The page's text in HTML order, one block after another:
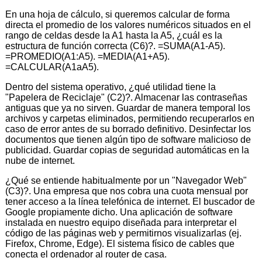
En una hoja de cálculo, si queremos calcular de forma
directa el promedio de los valores numéricos situados en el
rango de celdas desde la A1 hasta la A5, ¿cuál es la
estructura de función correcta (C6)?. =SUMA(A1-A5).
=PROMEDIO(A1:A5). =MEDIA(A1+A5).
=CALCULAR(A1aA5).
Dentro del sistema operativo, ¿qué utilidad tiene la
"Papelera de Reciclaje" (C2)?. Almacenar las contraseñas
antiguas que ya no sirven. Guardar de manera temporal los
archivos y carpetas eliminados, permitiendo recuperarlos en
caso de error antes de su borrado definitivo. Desinfectar los
documentos que tienen algún tipo de software malicioso de
publicidad. Guardar copias de seguridad automáticas en la
nube de internet.
¿Qué se entiende habitualmente por un "Navegador Web"
(C3)?. Una empresa que nos cobra una cuota mensual por
tener acceso a la línea telefónica de internet. El buscador de
Google propiamente dicho. Una aplicación de software
instalada en nuestro equipo diseñada para interpretar el
código de las páginas web y permitirnos visualizarlas (ej.
Firefox, Chrome, Edge). El sistema físico de cables que
conecta el ordenador al router de casa.